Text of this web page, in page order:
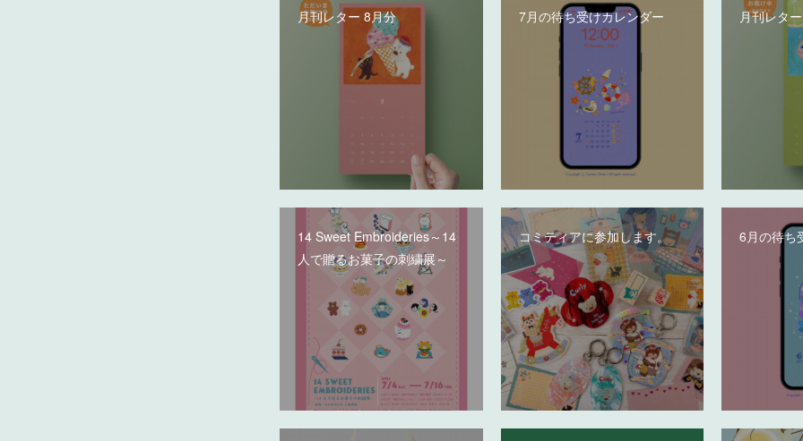
月刊レター 8月分 7月の待ち受けカレンダー 月刊レタ
14 Sweet Embroideries～14
人で贈るお菓子の刺繍展～
コミティアに参加します。 6月の待ち